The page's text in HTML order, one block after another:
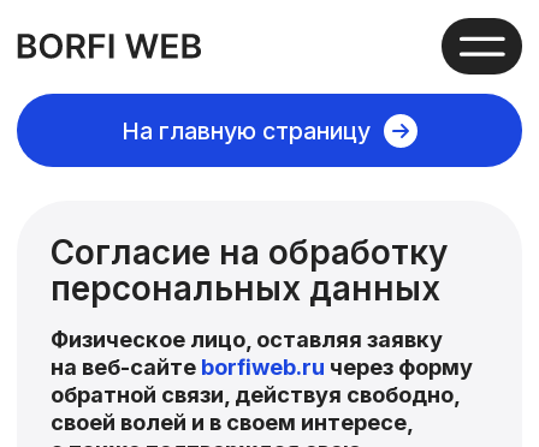
На главную страницу
Физическое лицо, оставляя заявку
на веб-сайтеborfiweb.ruчерез форму
обратной связи, действуя свободно,
своей волей и в своем интересе,
дееспособность, предоставляет свое
согласие на обработку персональных
данных (далее — Согласие)
И П Боровикову Александру
Николаевичу, которому принадлежит